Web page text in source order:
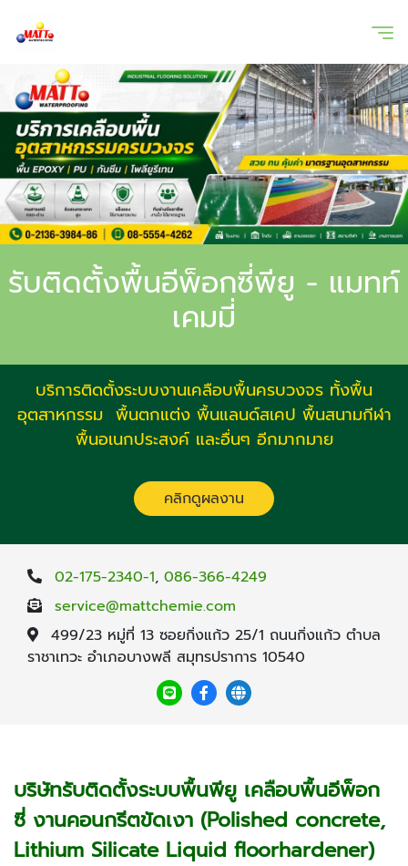
รับติดตั้งพื้นอีพ็อกซี่พียู - แมทท์
เคมมี่
บริการติดตั้งระบบงานเคลือบพื้นครบวงจร ทั้งพื้น
อุตสาหกรรม พื้นตกแต่ง พื้นแลนด์สเคป พื้นสนามกีฬา
พื้นอเนกประสงค์ และอื่นๆ อีกมากมาย
คลิกดูผลงาน
02-175-2340-1, 086-366-4249
service@mattchemie.com
499/23 หมู่ที่ 13 ซอยกิ่งแก้ว 25/1 ถนนกิ่งแก้ว ตำบล
ราชาเทวะ อำเภอบางพลี สมุทรปราการ 10540
บริษัทรับติดตั้งระบบพื้นพียู เคลือบพื้นอีพ็อก
ซี่ งานคอนกรีตขัดเงา (Polished concrete,
Lithium Silicate Liquid floorhardener)